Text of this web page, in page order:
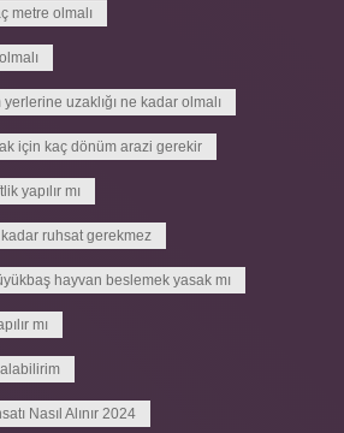
metre olmalı
yerlerine uzaklığı ne kadar olmalı
için kaç dönüm arazi gerekir
yapılır mı
ruhsat gerekmez
hayvan beslemek yasak mı
mı
Nasıl Alınır 2024